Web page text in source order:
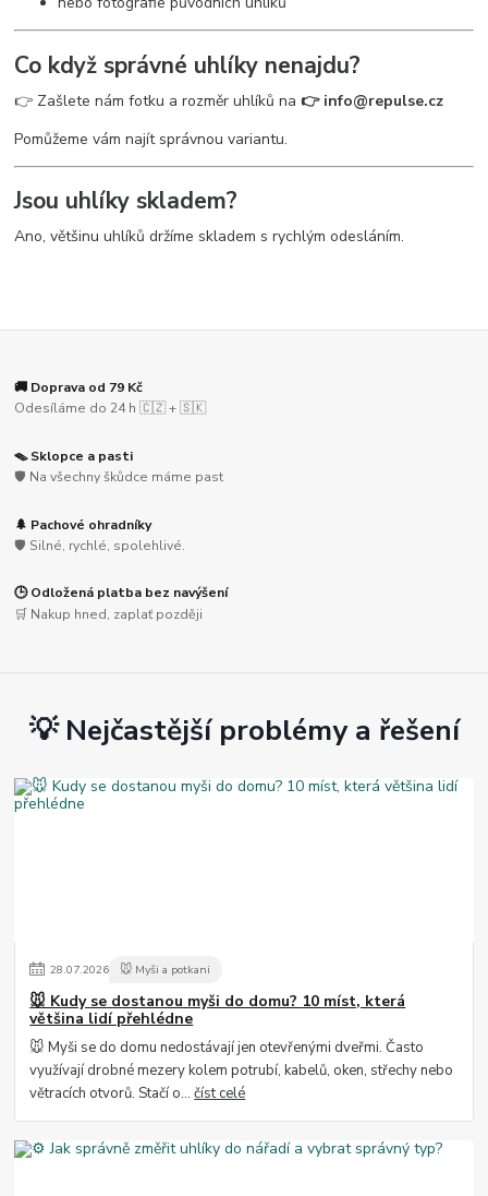
Co když správné uhlíky nenajdu?
👉 Zašlete nám fotku a rozměr uhlíků na👉 info@repulse.cz
Pomůžeme vám najít správnou variantu.
Jsou uhlíky skladem?
Ano, většinu uhlíků držíme skladem s rychlým odesláním.
🚚 Doprava od 79 Kč
Odesíláme do 24 h 🇨🇿 + 🇸🇰
🪤 Sklopce a pasti
🛡️ Na všechny škůdce máme past
🌲 Pachové ohradníky
🛡️ Silné, rychlé, spolehlivé.
🕒 Odložená platba bez navýšení
🛒 Nakup hned, zaplať později
💡 Nejčastější problémy a řešení
28.07.2026 🐭 Myši a potkani
🐭 Kudy se dostanou myši do domu? 10 míst, která
většina lidí přehlédne
🐭 Myši se do domu nedostávají jen otevřenými dveřmi. Často
využívají drobné mezery kolem potrubí, kabelů, oken, střechy nebo
větracích otvorů. Stačí o...číst celé